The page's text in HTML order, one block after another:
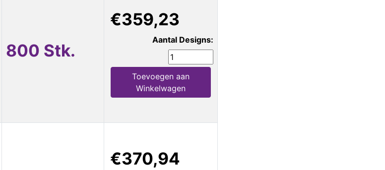
800 Stk.
€359,23
Aantal Designs:
Toevoegen aan
Winkelwagen
€370,94